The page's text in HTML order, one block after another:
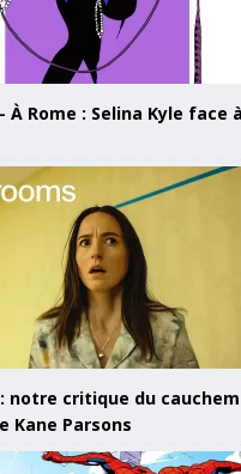
À Rome : Selina Kyle face
notre critique du
Kane Parsons